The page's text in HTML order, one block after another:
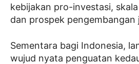
kebijakan pro-investasi,
dan prospek pengembangan
Sementara bagi Indonesia,
wujud nyata penguatan